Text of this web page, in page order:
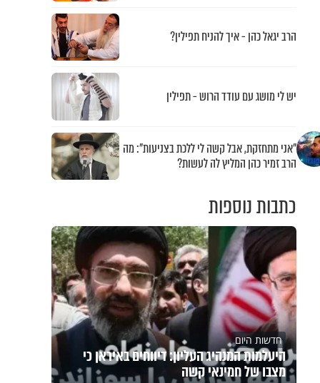
הרב יגאל כהן - איך להניח תפילין?
יש לי מושג עם עודד הרוש - תפילין
"אני מתחזקת, אבל קשה לי ללכת בצניעות": מה
הרב זמיר כהן המליץ לה לעשות?
כתבות נוספות
חדשות היום
היעלמות המנהיג העליון: דיווחים באיראן כי
מצבו של חמינאי קשה